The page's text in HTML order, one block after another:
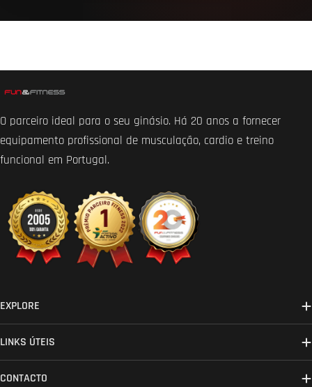
O parceiro ideal para o seu ginásio. Há 20 anos a fornecer
equipamento profissional de musculação, cardio e treino
funcional em Portugal.
EXPLORE
LINKS ÚTEIS
CONTACTO